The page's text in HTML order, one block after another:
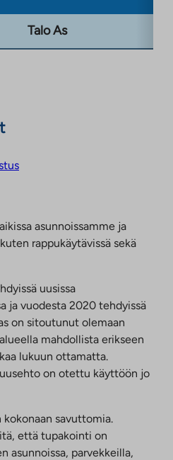
Talo As
asunnoissamme ja
rappukäytävissä sekä
uusissa
ja vuodesta 2020 tehdyissä
on sitoutunut olemaan
mahdollista erikseen
lukuun ottamatta.
on otettu käyttöön jo
savuttomia.
että tupakointi on
asunnoissa, parvekkeilla,